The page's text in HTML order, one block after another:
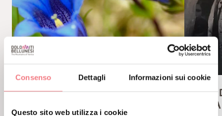
Consenso Dettagli Informazioni sui cookie
Questo sito web utilizza i cookie
GIARDINO BOTANICO DELLE
MUSEO